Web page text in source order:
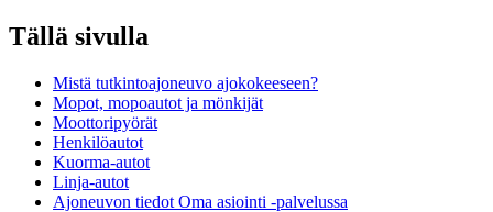
Tällä sivulla
Mistä tutkintoajoneuvo ajokokeeseen?
Mopot, mopoautot ja mönkijät
Moottoripyörät
Henkilöautot
Kuorma-autot
Linja-autot
Ajoneuvon tiedot Oma asiointi -palvelussa